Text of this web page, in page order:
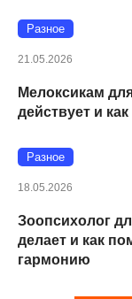
Разное
21.05.2026
Мелоксикам
действует и
Разное
18.05.2026
Зоопсихолог
делает и как
гармонию